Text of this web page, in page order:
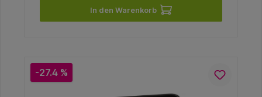
In den Warenkorb
-27.4 %